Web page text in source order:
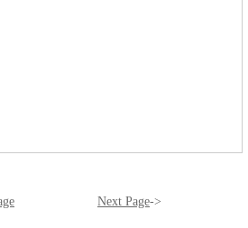
Next Page->